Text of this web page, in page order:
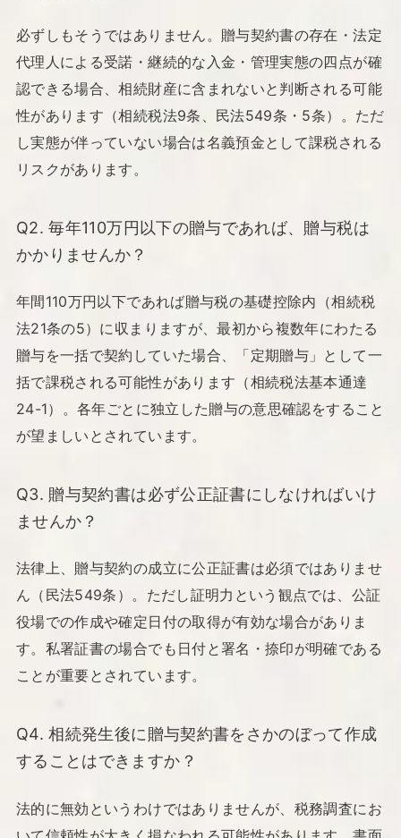
必ずしもそうではありません。贈与契約書の存在・法定
代理人による受諾・継続的な入金・管理実態の四点が確
認できる場合、相続財産に含まれないと判断される可能
性があります（相続税法9条、民法549条・5条）。ただ
し実態が伴っていない場合は名義預金として課税される
リスクがあります。
Q2. 毎年110万円以下の贈与であれば、贈与税は
かかりませんか？
年間110万円以下であれば贈与税の基礎控除内（相続税
法21条の5）に収まりますが、最初から複数年にわたる
贈与を一括で契約していた場合、「定期贈与」として一
括で課税される可能性があります（相続税法基本通達
24-1）。各年ごとに独立した贈与の意思確認をすること
が望ましいとされています。
Q3. 贈与契約書は必ず公正証書にしなければいけ
ませんか？
法律上、贈与契約の成立に公正証書は必須ではありませ
ん（民法549条）。ただし証明力という観点では、公証
役場での作成や確定日付の取得が有効な場合がありま
す。私署証書の場合でも日付と署名・捺印が明確である
ことが重要とされています。
Q4. 相続発生後に贈与契約書をさかのぼって作成
することはできますか？
法的に無効というわけではありませんが、税務調査にお